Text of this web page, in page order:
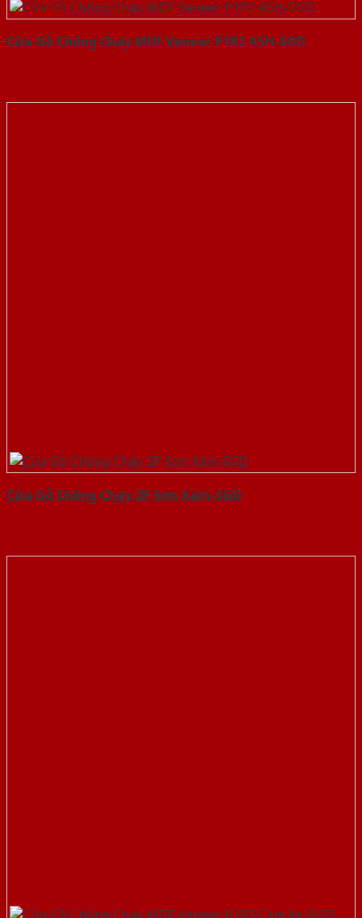
Cửa Gỗ Chống Cháy MDF Veneer P1R2 ASH-SGD
Cửa Gỗ Chống Cháy 2P Sơn Xám-SGD